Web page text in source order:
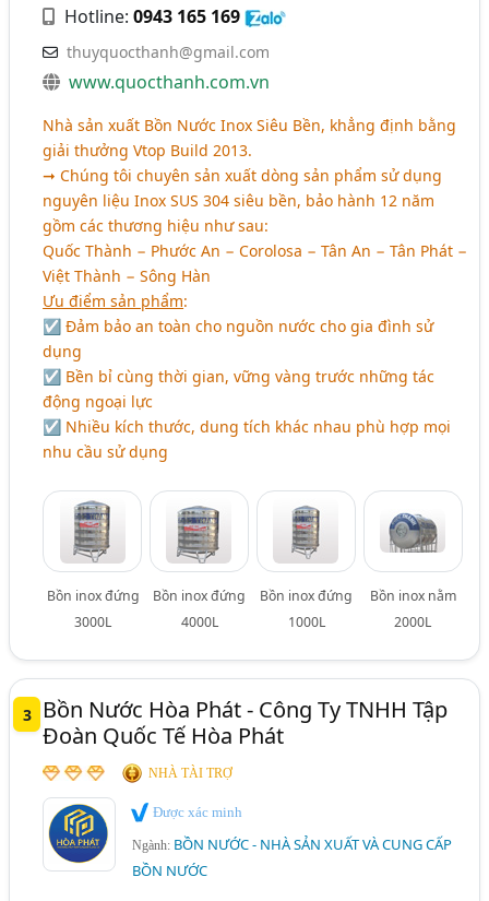
Hotline:0943 165 169
thuyquocthanh@gmail.com
www.quocthanh.com.vn
Nhà sản xuất Bồn Nước Inox Siêu Bền, khẳng định bằng
giải thưởng Vtop Build 2013.
➞ Chúng tôi chuyên sản xuất dòng sản phẩm sử dụng
nguyên liệu Inox SUS 304 siêu bền, bảo hành 12 năm
gồm các thương hiệu như sau:
Quốc Thành − Phước An − Corolosa − Tân An − Tân Phát −
Việt Thành − Sông Hàn
Ưu điểm sản phẩm:
☑ Đảm bảo an toàn cho nguồn nước cho gia đình sử
dụng
☑ Bền bỉ cùng thời gian, vững vàng trước những tác
động ngoại lực
☑ Nhiều kích thước, dung tích khác nhau phù hợp mọi
nhu cầu sử dụng
Bồn inox đứng
3000L
Bồn inox đứng
4000L
Bồn inox đứng
1000L
Bồn inox nằm
2000L
3
Bồn Nước Hòa Phát - Công Ty TNHH Tập
Đoàn Quốc Tế Hòa Phát
NHÀ TÀI TRỢ
Được xác minh
Ngành: BỒN NƯỚC - NHÀ SẢN XUẤT VÀ CUNG CẤP
BỒN NƯỚC